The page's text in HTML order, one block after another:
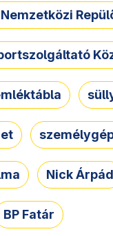
Nick Árpád
BP Fatár